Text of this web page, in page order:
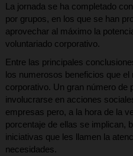
La jornada se ha completado
por grupos, en los que se han
aprovechar al máximo la
voluntariado corporativo.
Entre las principales
los numerosos beneficios que
corporativo. Un gran número de
involucrarse en acciones
empresas pero, a la hora de la
porcentaje de ellas se implican,
iniciativas que les llamen la
necesidades.